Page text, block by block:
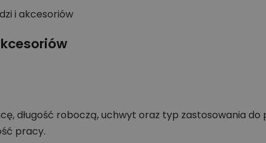
długość roboczą, uchwyt oraz typ zastosowania do
pracy.